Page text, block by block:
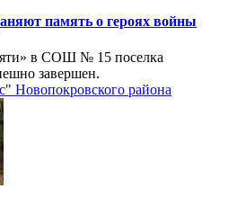
память о героях войны
в СОШ № 15 поселка
завершен.
Новопокровского района